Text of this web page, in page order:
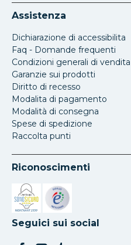
Assistenza
Dichiarazione di accessibilita
Faq - Domande frequenti
Condizioni generali di vendita
Garanzie sui prodotti
Diritto di recesso
Modalita di pagamento
Modalità di consegna
Spese di spedizione
Raccolta punti
Riconoscimenti
Si apre in una nuova scheda
Si apre in una nuova
Seguici sui social